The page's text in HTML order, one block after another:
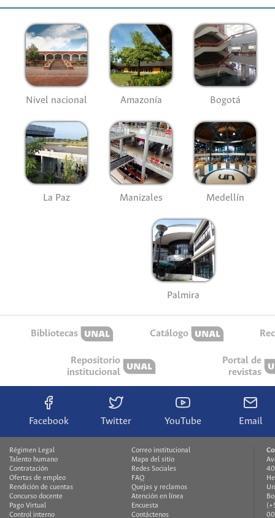
Nivel nacional Amazonía Bogotá
La Paz Manizales Medellín
Palmira
Bibliotecas Catálogo
Repositorio
institucional
Portal de
revistas
Facebook Twitter YouTube Email
Régimen Legal
Talento humano
Contratación
Ofertas de empleo
Rendición de cuentas
Concurso docente
Pago Virtual
Control interno
Correo institucional
Mapa del sitio
Redes Sociales
FAQ
Quejas y reclamos
Atención en línea
Encuesta
Contáctenos